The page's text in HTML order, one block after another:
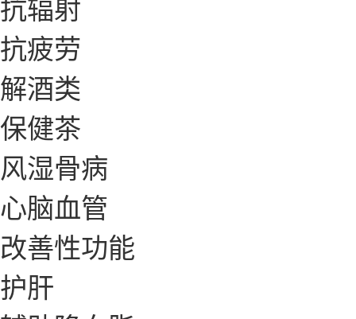
抗辐射
抗疲劳
解酒类
保健茶
风湿骨病
心脑血管
改善性功能
护肝